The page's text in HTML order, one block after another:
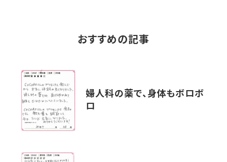
おすすめの記事
婦人科の薬で、身体もボロボ
ロ